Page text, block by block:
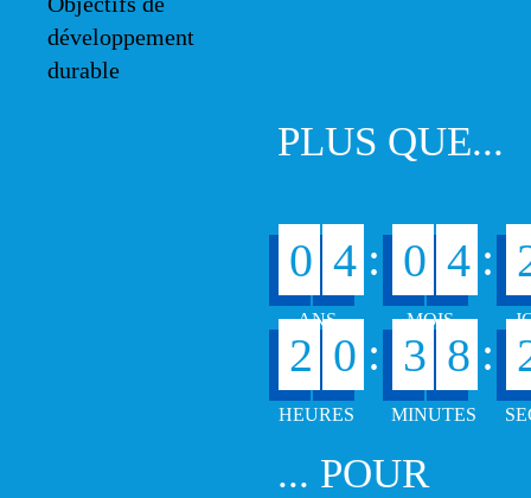
PLUS QUE...
0 4 : 0 4 :
2 0 : 3 8 :
... POUR